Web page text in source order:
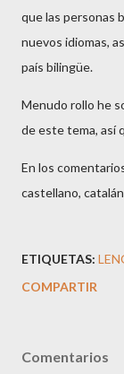
que las personas
nuevos idiomas,
país bilingüe.
Menudo rollo he
de este tema, así
En los
castellano,
ETIQUETAS:
COMPARTIR
Comentarios